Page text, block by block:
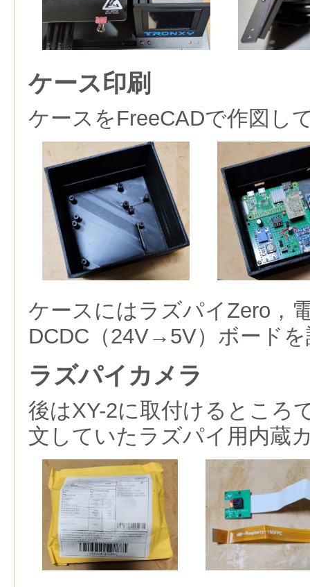
ケース印刷
ケースをFreeCADで作図し
ケースにはラズパイZero，
DCDC（24V→5V）ボード
ラズパイカメラ
後はXY-2に取付けるところ
文していたラズパイ用内蔵